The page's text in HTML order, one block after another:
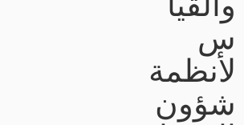
س
لأنظمة
شؤون